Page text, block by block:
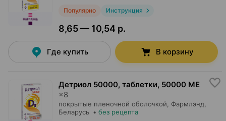
Популярно Инструкция
8,65 — 10,54 р.
Где купить В корзину
Детриол 50000, таблетки, 50000 МЕ
×8
покрытые пленочной оболочкой, Фармлэнд,
Беларусь • без рецепта